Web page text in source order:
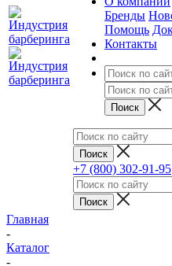
Бренды
Помощь
Контакты
+7 (800) 302-91-95
Главная
-
Каталог
-